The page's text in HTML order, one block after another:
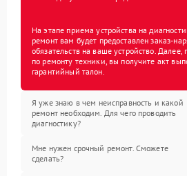
На этапе приема устройства на
ремонт вам будет предоставлен заказ-
обязательств на ваше устройство.
по ремонту техники, вы получите акт
гарантийный талон.
Я уже знаю в чем неисправность и какой
ремонт необходим. Для чего проводить
диагностику?
Мне нужен срочный ремонт. Сможете
сделать?